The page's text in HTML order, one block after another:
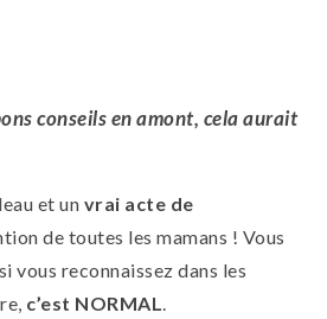
conseils en amont, cela aurait
et un vrai acte de
de toutes les mamans ! Vous
vous reconnaissez dans les
c’est NORMAL.